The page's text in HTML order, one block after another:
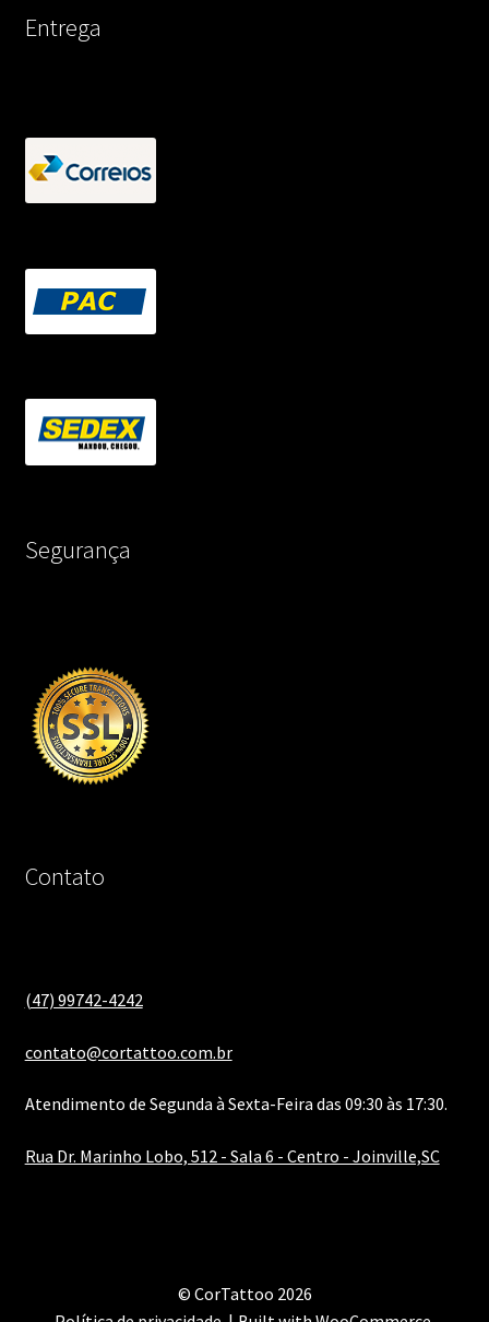
Entrega
Segurança
Contato
(47) 99742-4242
contato@cortattoo.com.br
Atendimento de Segunda à Sexta-Feira das 09:30 às 17:30.
Rua Dr. Marinho Lobo, 512 - Sala 6 - Centro - Joinville,SC
© CorTattoo 2026